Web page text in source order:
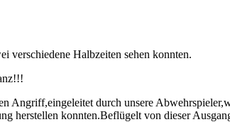
verschiedene Halbzeiten sehen konnten.
Angriff,eingeleitet durch unsere
herstellen konnten.Beflügelt von dieser